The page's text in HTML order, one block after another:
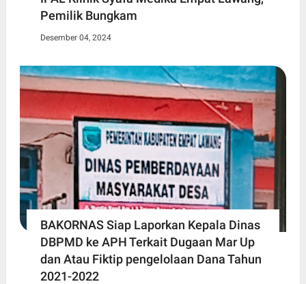
Pemilik Bungkam
Desember 04, 2024
BAKORNAS Siap Laporkan Kepala Dinas
DBPMD ke APH Terkait Dugaan Mar Up
dan Atau Fiktip pengelolaan Dana Tahun
2021-2022